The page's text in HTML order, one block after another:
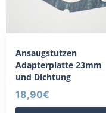
Ansaugstutzen
Adapterplatte 23mm
und Dichtung
18,90€